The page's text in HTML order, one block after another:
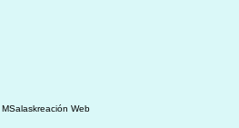
MSalaskreación Web